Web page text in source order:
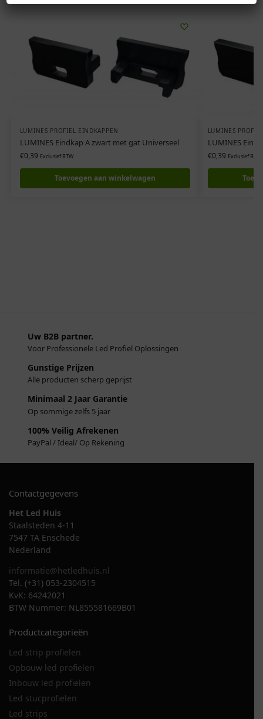
LUMINES PROFIEL EINDKAPPEN
LUMINES Eindkap A zwart met gat Universeel
€0,39 Exclusief BTW
Toevoegen aan winkelwagen
LUMINES
LUMINES
€0,39 Exclusief BTW
Uw B2B partner.
Voor Professionele Led Profiel Oplossingen
Gunstige Prijzen
Alle producten scherp geprijst
Minimaal 2 Jaar Garantie
Op sommige zelfs 5 jaar
100% Veilig Afrekenen
PayPal / Ideal/ Op Rekening
Contactgegevens
Het Led Huis
Staalsteden 4-11
7547 TA Enschede
Nederland
informatie@hetledhuis.nl
Tel. (+31) 053-2304515
KvK: 64242021
BTW Nummer: NL855581669B01
Productcategorieën
Led strip profielen
Opbouw led profielen
Inbouw led profielen
Led stucprofielen
Led strips